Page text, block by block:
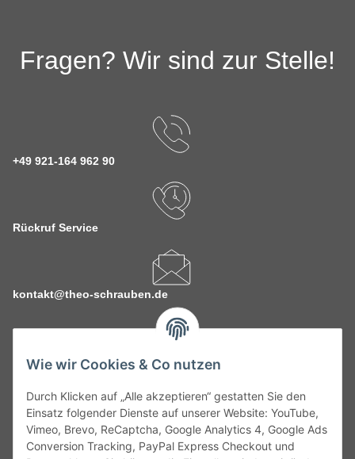
Wie wir Cookies & Co nutzen
Durch Klicken auf „Alle akzeptieren“ gestatten Sie den
Einsatz folgender Dienste auf unserer Website: YouTube,
Vimeo, Brevo, ReCaptcha, Google Analytics 4, Google Ads
Conversion Tracking, PayPal Express Checkout und
Fragen? Wir sind zur Stelle!
+49 921-164 962 90
Rückruf Service
kontakt@theo-schrauben.de
Service
Gesetzliche Informationen